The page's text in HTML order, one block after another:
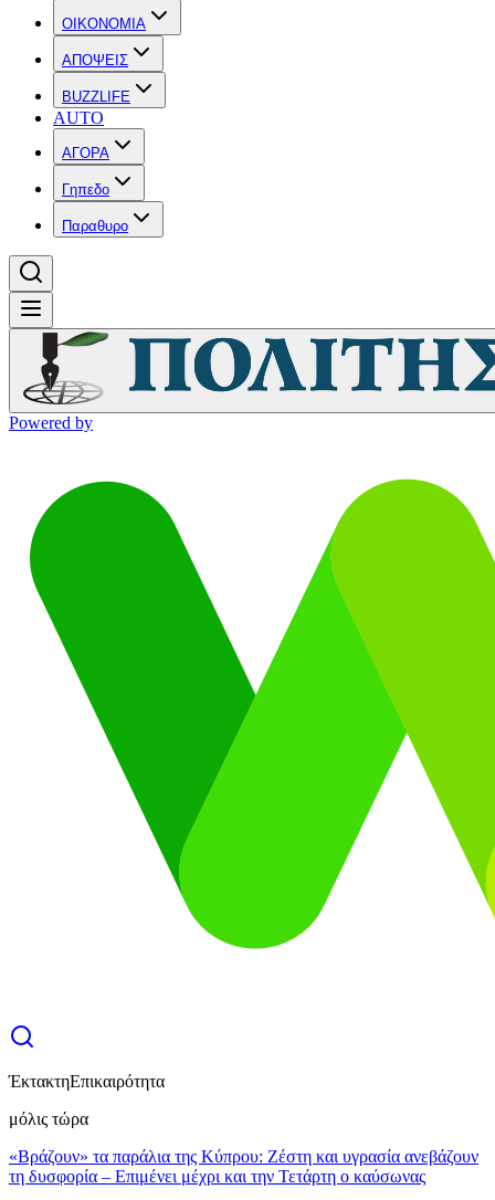
OIKONOMIA
ΑΠΟΨΕΙΣ
BUZZLIFE
AUTO
ΑΓΟΡΑ
Γηπεδο
Παραθυρο
Powered by
ΈκτακτηΕπικαιρότητα
μόλις τώρα
«Βράζουν» τα παράλια της Κύπρου: Ζέστη και υγρασία ανεβάζουν
τη δυσφορία – Επιμένει μέχρι και την Τετάρτη ο καύσωνας